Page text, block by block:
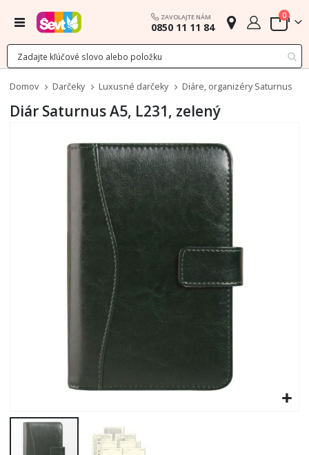
Menu ZAVOLAJTE NÁM
0850 11 11 84 Cart
0
Domov Darčeky Luxusné darčeky Diáre, organizéry Saturnus
Diár Saturnus A5, L231, zelený